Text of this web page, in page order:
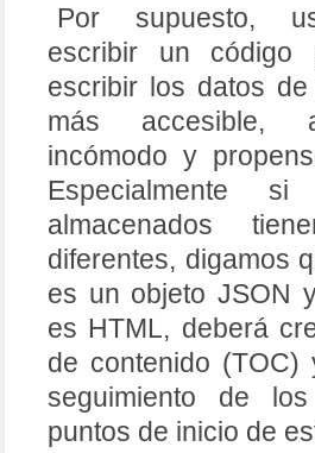
Por supuesto,
escribir un
escribir los datos
más accesible,
incómodo y
Especialmente
almacenados
diferentes, digamos
es un objeto JSON
es HTML, deberá
de contenido (TOC)
seguimiento de
puntos de inicio de